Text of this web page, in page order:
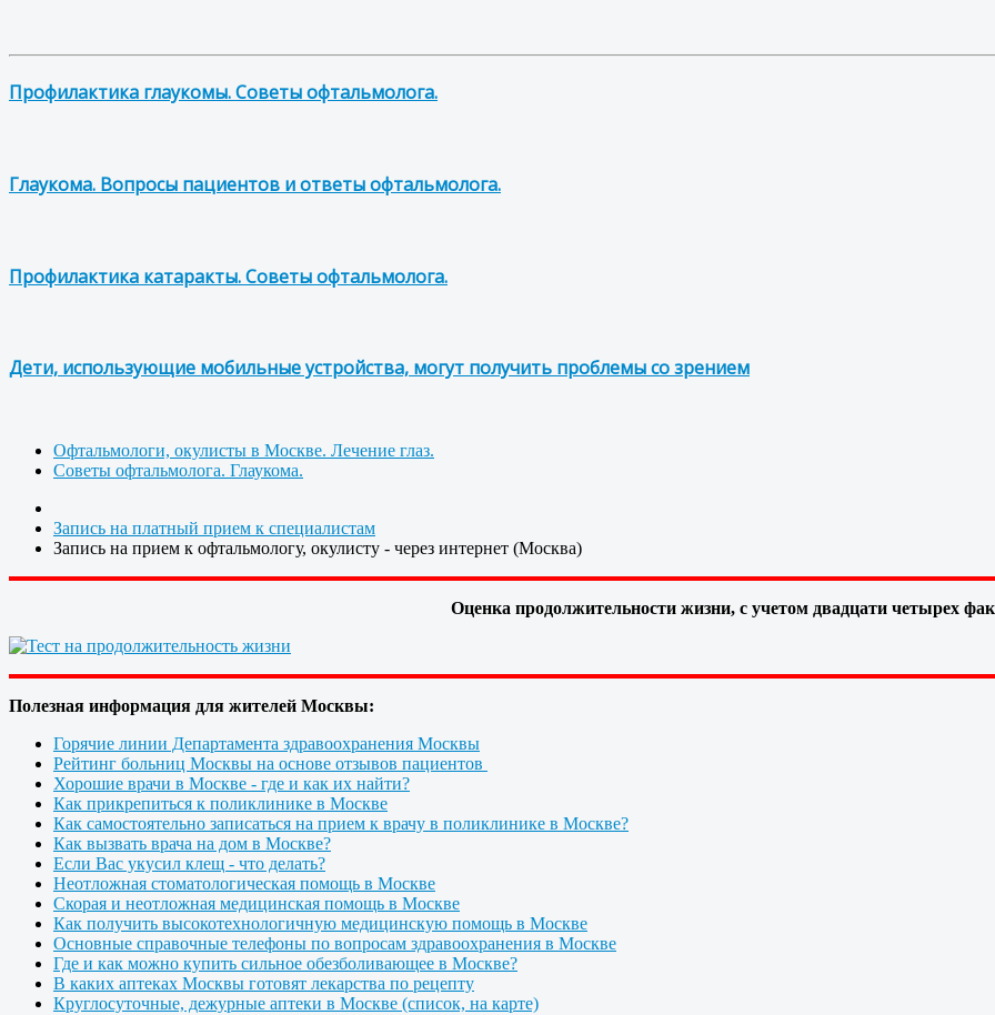
Профилактика глаукомы. Советы офтальмолога.
Глаукома. Вопросы пациентов и ответы офтальмолога.
Профилактика катаракты. Советы офтальмолога.
Дети, использующие мобильные устройства, могут получить проблемы со зрением
Офтальмологи, окулисты в Москве. Лечение глаз.
Советы офтальмолога. Глаукома.
Запись на платный прием к специалистам
Запись на прием к офтальмологу, окулисту - через интернет (Москва)
Оценка продолжительности жизни, с учетом двадцати четырех
Полезная информация для жителей Москвы:
Горячие линии Департамента здравоохранения Москвы
Рейтинг больниц Москвы на основе отзывов пациентов
Хорошие врачи в Москве - где и как их найти?
Как прикрепиться к поликлинике в Москве
Как самостоятельно записаться на прием к врачу в поликлинике в Москве?
Как вызвать врача на дом в Москве?
Если Вас укусил клещ - что делать?
Неотложная стоматологическая помощь в Москве
Скорая и неотложная медицинская помощь в Москве
Как получить высокотехнологичную медицинскую помощь в Москве
Основные справочные телефоны по вопросам здравоохранения в Москве
Где и как можно купить сильное обезболивающее в Москве?
В каких аптеках Москвы готовят лекарства по рецепту
Круглосуточные, дежурные аптеки в Москве (список, на карте)